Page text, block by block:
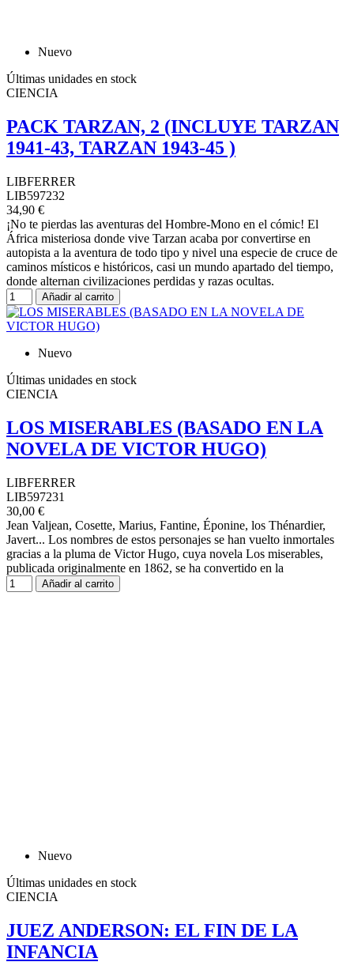
Nuevo
Últimas unidades en stock
CIENCIA
PACK TARZAN, 2 (INCLUYE TARZAN
1941-43, TARZAN 1943-45 )
LIBFERRER
LIB597232
34,90 €
¡No te pierdas las aventuras del Hombre-Mono en el cómic! El
África misteriosa donde vive Tarzan acaba por convertirse en
autopista a la aventura de todo tipo y nivel una especie de cruce de
caminos místicos e históricos, casi un mundo apartado del tiempo,
donde alternan civilizaciones perdidas y razas ocultas.
Añadir al carrito
Nuevo
Últimas unidades en stock
CIENCIA
LOS MISERABLES (BASADO EN LA
NOVELA DE VICTOR HUGO)
LIBFERRER
LIB597231
30,00 €
Jean Valjean, Cosette, Marius, Fantine, Éponine, los Thénardier,
Javert... Los nombres de estos personajes se han vuelto inmortales
gracias a la pluma de Victor Hugo, cuya novela Los miserables,
publicada originalmente en 1862, se ha convertido en la
Añadir al carrito
Nuevo
Últimas unidades en stock
CIENCIA
JUEZ ANDERSON: EL FIN DE LA
INFANCIA